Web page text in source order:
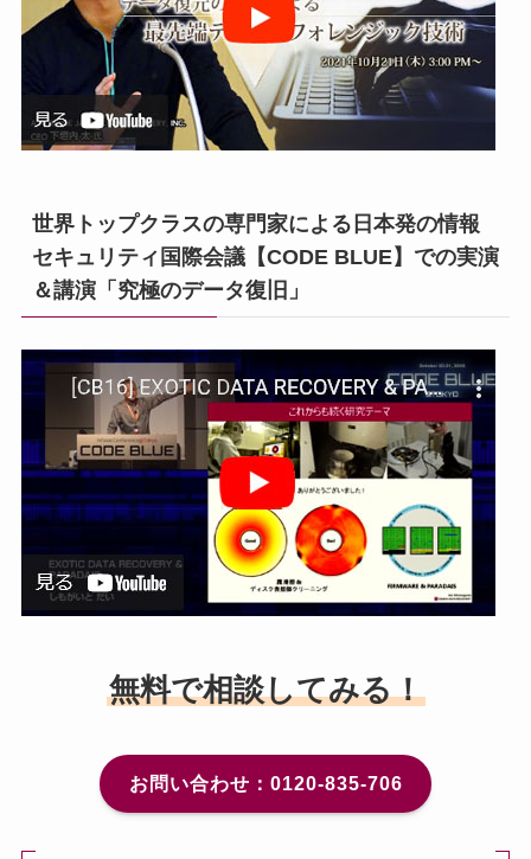
世界トップクラスの専門家による日本発の情報
セキュリティ国際会議【CODE BLUE】での実演
＆講演「究極のデータ復旧」
無料で相談してみる！
お問い合わせ：0120-835-706